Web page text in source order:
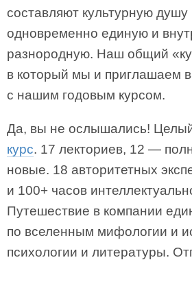
составляют культурную
одновременно единую и
разнородную. Наш общий
в который мы и приглашаем
с нашим годовым курсом.
Да, вы не ослышались!
курс. 17 лекториев, 12 —
новые. 18 авторитетных
и 100+ часов
Путешествие в компании
по вселенным мифологии и
психологии и литературы.